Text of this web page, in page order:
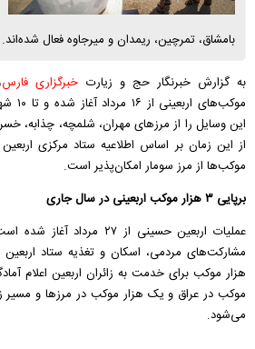
بامشاق، تمرچین، ریمدان و میرجاوه فعال شده‌اند.
به گزارش خبرنگار حج و زیارت خبرگزاری فارس
این وسایل را از مرزهای مهران، شلمچه، چذابه،
از این زمان بر اساس اطلاعیه ستاد مرکزی
موکب‌ها از مرز سومار امکان‌پذیر است.
برپایی ۳ هزار موکب اربعینی در سال جاری
عملیات اربعین حسینی از ۲۷
مشارکت‌های مردمی، اسکان و تغذیه ستاد اربعین
موکب در عراق و یک هزار موکب در مرزها و مسیر
می‌شود.